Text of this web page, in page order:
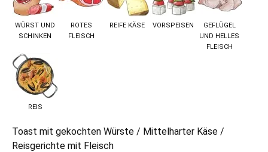
WÜRST UND
SCHINKEN
ROTES
FLEISCH
REIFE KÄSE VORSPEISEN
GEFLÜGEL
UND HELLES
FLEISCH
REIS
Toast mit gekochten Würste / Mittelharter Käse /
Reisgerichte mit Fleisch